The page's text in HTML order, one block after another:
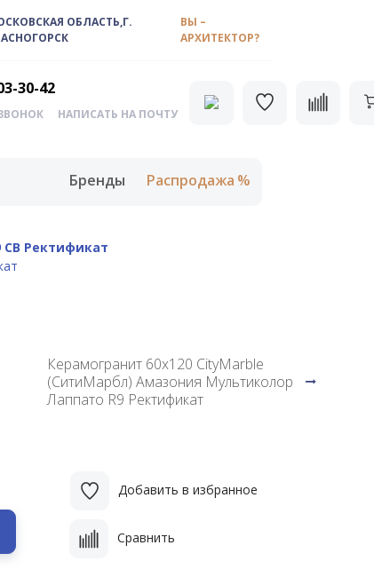
ОБЛАСТЬ,Г.
ВЫ –
АРХИТЕКТОР?
30-42
НАПИСАТЬ НА ПОЧТУ
Бренды Распродажа
Ректификат
Керамогранит 60х120 CityMarble
(СитиМарбл) Амазония Мультиколор
Лаппато R9 Ректификат
Добавить в избранное
Сравнить